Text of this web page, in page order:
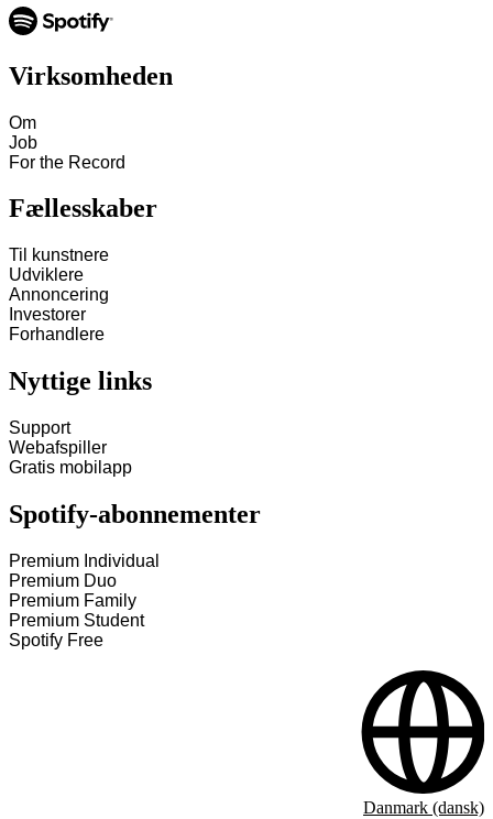
Virksomheden
Om
Job
For the Record
Fællesskaber
Til kunstnere
Udviklere
Annoncering
Investorer
Forhandlere
Nyttige links
Support
Webafspiller
Gratis mobilapp
Spotify-abonnementer
Premium Individual
Premium Duo
Premium Family
Premium Student
Spotify Free
Danmark (dansk)